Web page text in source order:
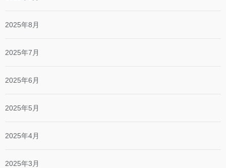
2025年8月
2025年7月
2025年6月
2025年5月
2025年4月
2025年3月